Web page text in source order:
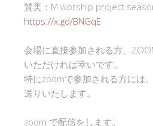
賛美：M worship project
https://x.gd/BNGqE
会場に直接参加される方、
いただければ幸いです。
特にzoomで参加される方には
送りいたします。
zoom で配信をします。